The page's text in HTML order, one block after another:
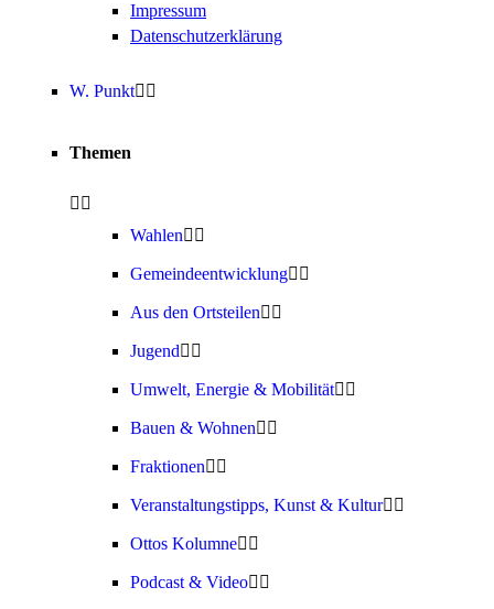
Impressum
Datenschutzerklärung
W. Punkt
Themen
Wahlen
Gemeindeentwicklung
Aus den Ortsteilen
Jugend
Umwelt, Energie & Mobilität
Bauen & Wohnen
Fraktionen
Veranstaltungstipps, Kunst & Kultur
Ottos Kolumne
Podcast & Video